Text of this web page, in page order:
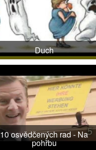
Duch
10 osvědčených rad - Na
pohřbu